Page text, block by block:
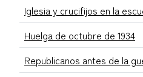
Iglesia y crucifijos en la
Huelga de octubre de 1934
Republicanos antes de la